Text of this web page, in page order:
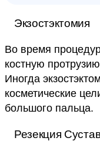
Экзостэктомия
Во время
костную
Иногда
косметические
большого пальца.
Резекция